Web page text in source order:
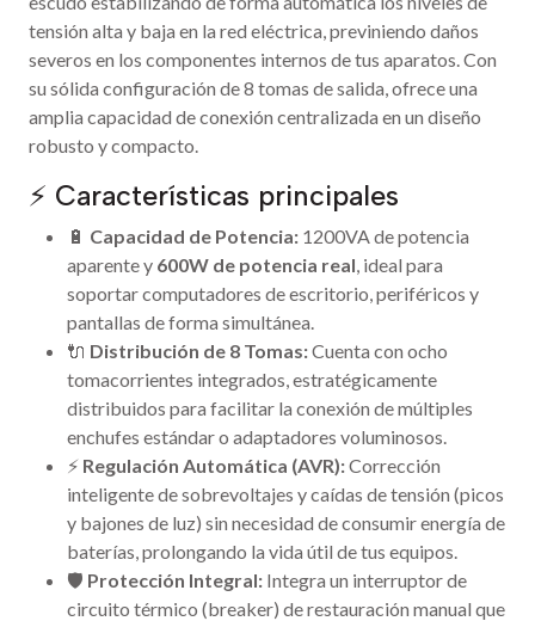
tensión alta y baja en la red eléctrica, previniendo daños
severos en los componentes internos de tus aparatos. Con
su sólida configuración de 8 tomas de salida, ofrece una
amplia capacidad de conexión centralizada en un diseño
robusto y compacto.
⚡ Características principales
🔋 Capacidad de Potencia: 1200VA de potencia
aparente y 600W de potencia real, ideal para
soportar computadores de escritorio, periféricos y
pantallas de forma simultánea.
🔌 Distribución de 8 Tomas:Cuenta con ocho
tomacorrientes integrados, estratégicamente
distribuidos para facilitar la conexión de múltiples
enchufes estándar o adaptadores voluminosos.
⚡ Regulación Automática (AVR):Corrección
inteligente de sobrevoltajes y caídas de tensión (picos
y bajones de luz) sin necesidad de consumir energía de
baterías, prolongando la vida útil de tus equipos.
🛡️ Protección Integral: Integra un interruptor de
circuito térmico (breaker) de restauración manual que